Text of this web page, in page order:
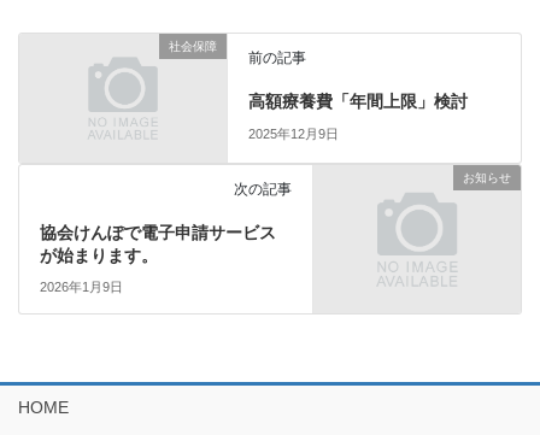
社会保障
前の記事
高額療養費「年間上限」検討
2025年12月9日
お知らせ
次の記事
協会けんぽで電子申請サービス
が始まります。
2026年1月9日
HOME